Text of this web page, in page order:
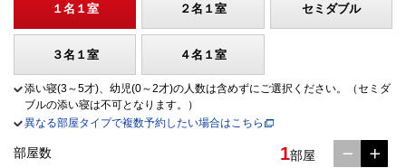
１名１室 ２名１室 セミダブル
３名１室 ４名１室
添い寝(3～5才)、幼児(0～2才)の人数は含めずにご選択ください。（セミダ
ブルの添い寝は不可となります。）
異なる部屋タイプで複数予約したい場合はこちら
部屋数 1部屋